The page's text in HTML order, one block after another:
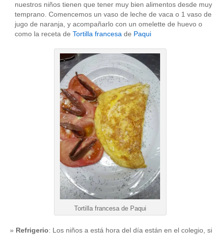
nuestros niños tienen que tener muy bien alimentos desde muy
temprano. Comencemos un vaso de leche de vaca o 1 vaso de
jugo de naranja, y acompañarlo con un omelette de huevo o
como la receta de Tortilla francesa de Paqui
Tortilla francesa de Paqui
Refrigerio: Los niños a está hora del día están en el colegio, si